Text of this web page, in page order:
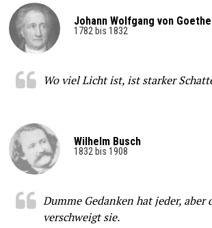
Johann Wolfgang von Goethe
1782 bis 1832
Wo viel Licht ist, ist starker
Wilhelm Busch
1832 bis 1908
Dumme Gedanken hat jeder, aber
verschweigt sie.